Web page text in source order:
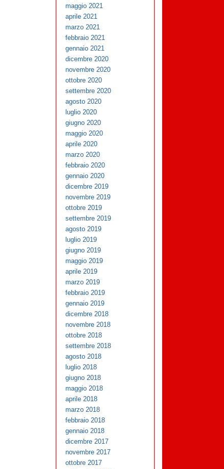
maggio 2021
aprile 2021
marzo 2021
febbraio 2021
gennaio 2021
dicembre 2020
novembre 2020
ottobre 2020
settembre 2020
agosto 2020
luglio 2020
giugno 2020
maggio 2020
aprile 2020
marzo 2020
febbraio 2020
gennaio 2020
dicembre 2019
novembre 2019
ottobre 2019
settembre 2019
agosto 2019
luglio 2019
giugno 2019
maggio 2019
aprile 2019
marzo 2019
febbraio 2019
gennaio 2019
dicembre 2018
novembre 2018
ottobre 2018
settembre 2018
agosto 2018
luglio 2018
giugno 2018
maggio 2018
aprile 2018
marzo 2018
febbraio 2018
gennaio 2018
dicembre 2017
novembre 2017
ottobre 2017